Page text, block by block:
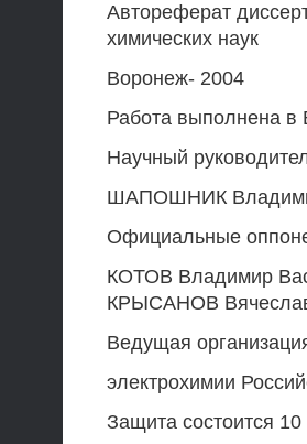
Автореферат
химических наук
Воронеж- 2004
Работа выполнена в
Научный
ШАПОШНИК
Официальные
КОТОВ Владимир
КРЫСАНОВ
Ведущая
электрохимии
Защита состоится